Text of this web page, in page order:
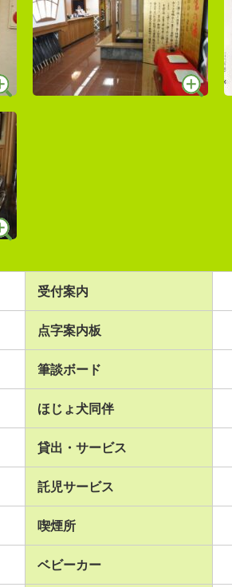
受付案内
点字案内板
筆談ボード
ほじょ犬同伴
貸出・サービス
託児サービス
喫煙所
ベビーカー